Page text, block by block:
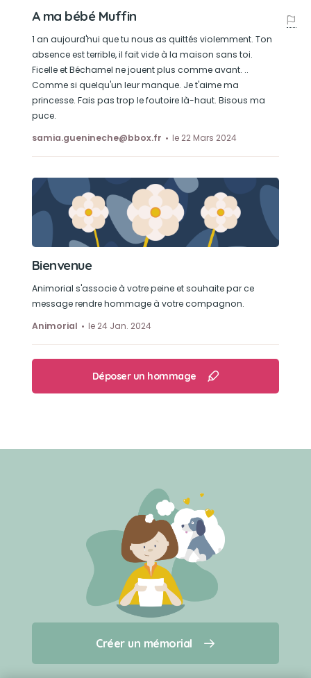
Créer un mémorial
Qui sommes-nous ?
A ma bébé Muffin
1 an aujourd'hui que tu nous as quittés violemment. Ton
absence est terrible, il fait vide à la maison sans toi.
Ficelle et Béchamel ne jouent plus comme avant. ..
Comme si quelqu'un leur manque. Je t'aime ma
princesse. Fais pas trop le foutoire là-haut. Bisous ma
puce.
samia.guenineche@bbox.fr
le 22 Mars 2024
Bienvenue
Animorial s'associe à votre peine et souhaite par ce
message rendre hommage à votre compagnon.
Animorial
le 24 Jan. 2024
Déposer un hommage
Créer un mémorial